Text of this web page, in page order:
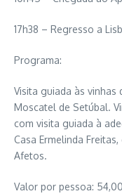
17h38 – Regresso a
Programa:
Visita guiada às vinhas
Moscatel de Setúbal.
com visita guiada à
Casa Ermelinda
Afetos.
Valor por pessoa: